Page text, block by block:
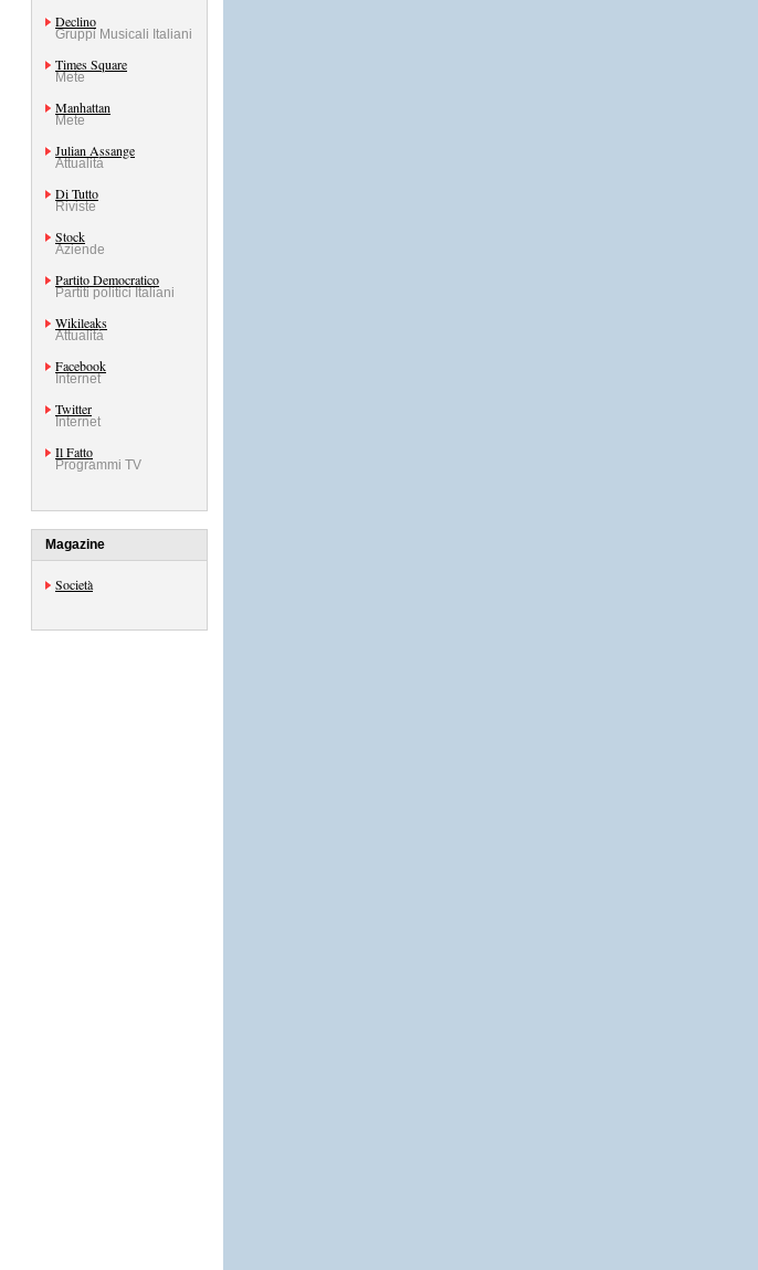
Declino
Gruppi Musicali Italiani
Times Square
Mete
Manhattan
Mete
Julian Assange
Attualità
Di Tutto
Riviste
Stock
Aziende
Partito Democratico
Partiti politici Italiani
Wikileaks
Attualità
Facebook
Internet
Twitter
Internet
Il Fatto
Programmi TV
Magazine
Società